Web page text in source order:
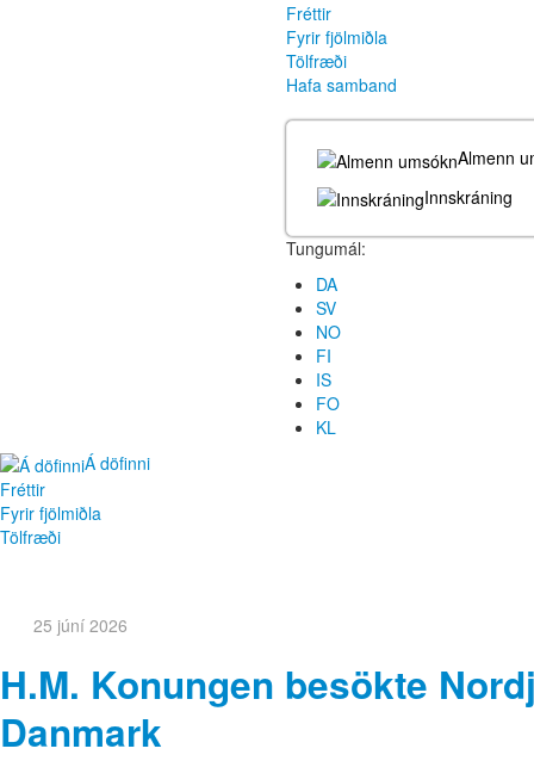
Fréttir
Fyrir fjölmiðla
Tölfræði
Hafa samband
Almenn
Innskráning
Tungumál:
DA
SV
NO
FI
IS
FO
KL
Á döfinni
Fréttir
Fyrir fjölmiðla
Tölfræði
25 júní 2026
H.M. Konungen besökte
Danmark